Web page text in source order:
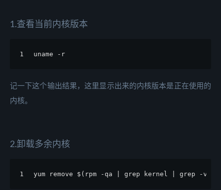
1.查看当前内核版本
1 uname -r
记一下这个输出结果，这里显示出来的内核版本是正在使用的
内核。
2.卸载多余内核
1 yum remove $(rpm -qa | grep kernel | grep -v